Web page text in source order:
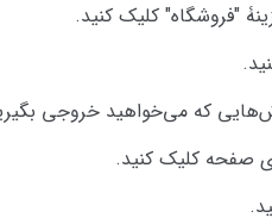
"فروشگاه" کلیک کنید.
که می‌خواهید خروجی
صفحه کلیک کنید.